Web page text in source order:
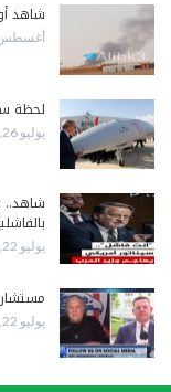
شاهد
أغسطس 6,
لحظة
يوليو 26, 2026
شاهد..
يوليو 22, 2026
يوليو 22, 2026